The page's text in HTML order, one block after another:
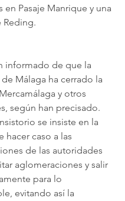
en Pasaje Manrique y una
Reding.
Málaga ha cerrado la
y otros
según han precisado.
se insiste en la
hacer caso a las
de las autoridades
aglomeraciones y salir
para lo
evitando así la